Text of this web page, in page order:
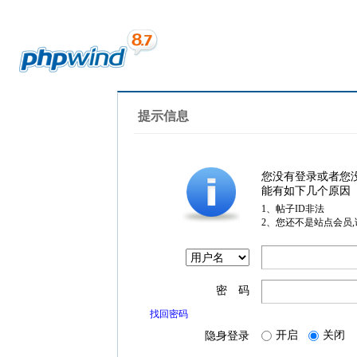
提示信息
您没有登录或者您
能有如下几个原因
1、帖子ID非法
2、您还不是站点会员
密 码
找回密码
隐身登录 开启 关闭